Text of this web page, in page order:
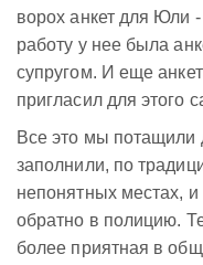
ворох анкет для Юли
работу у нее была
супругом. И еще
пригласил для этого
Все это мы потащили
заполнили, по
непонятных местах,
обратно в полицию.
более приятная в